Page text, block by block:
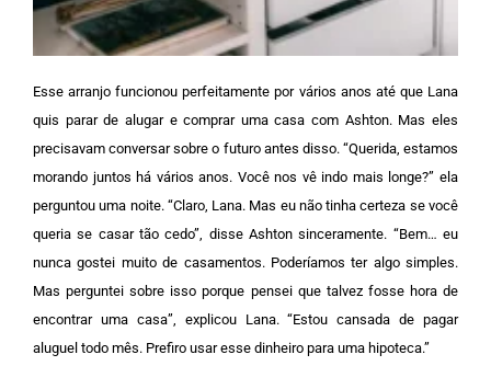
Esse arranjo funcionou perfeitamente por vários anos até que Lana
quis parar de alugar e comprar uma casa com Ashton. Mas eles
precisavam conversar sobre o futuro antes disso. “Querida, estamos
morando juntos há vários anos. Você nos vê indo mais longe?” ela
perguntou uma noite. “Claro, Lana. Mas eu não tinha certeza se você
queria se casar tão cedo”, disse Ashton sinceramente. “Bem… eu
nunca gostei muito de casamentos. Poderíamos ter algo simples.
Mas perguntei sobre isso porque pensei que talvez fosse hora de
encontrar uma casa”, explicou Lana. “Estou cansada de pagar
aluguel todo mês. Prefiro usar esse dinheiro para uma hipoteca.”